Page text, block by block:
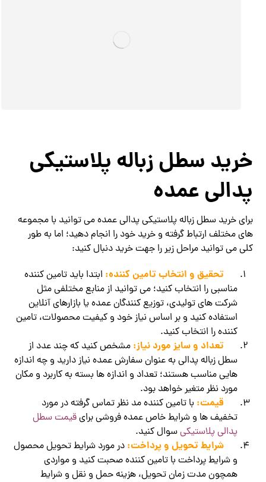
خرید سطل زباله پلاستیکی
پدالی عمده
برای خرید سطل زباله پلاستیکی پدالی عمده می توانید با مجموعه
های مختلف ارتباط گرفته و خرید خود را انجام دهید؛ اما به طور
کلی می توانید مراحل زیر را جهت خرید دنبال کنید:
تحقیق و انتخاب تامین کننده: ابتدا باید تامین کننده
مناسبی را انتخاب کنید؛ می توانید از منابع مختلفی مثل
شرکت های تولیدی، توزیع کنندگان عمده یا بازارهای آنلاین
استفاده کنید و بر اساس نیاز خود و کیفیت محصولات، تامین
کننده را انتخاب کنید.
تعداد و سایز مورد نیاز: مشخص کنید که چند عدد از
سطل زباله پدالی به عنوان سفارش عمده نیاز دارید و چه اندازه
هایی مناسب هستند؛ تعداد و اندازه ها بسته به کاربرد و مکان
مورد نظر متغیر خواهد بود.
قیمت: با تامین کننده مد نظر تماس گرفته در مورد
تخفیف ها و شرایط خاص عمده فروشی برایقیمت سطل
پدالی پلاستیکیسوال کنید.
شرایط تحویل و پرداخت: در مورد شرایط تحویل محصول
و شرایط پرداخت با تامین کننده صحبت کنید و مواردی
همچون مدت زمان تحویل، هزینه حمل و نقل و شرایط